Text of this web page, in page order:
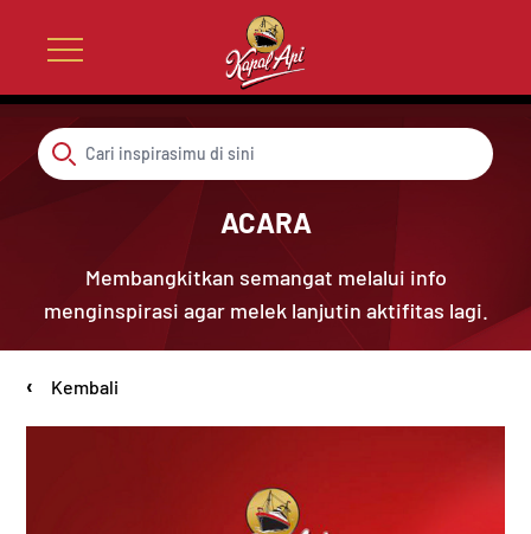
ACARA
Membangkitkan semangat melalui info
menginspirasi agar melek lanjutin aktifitas lagi.
‹ Kembali